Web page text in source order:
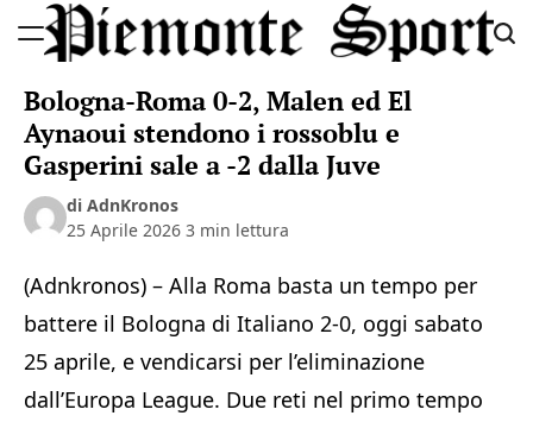
to
Sport
Bologna-Roma 0-2, Malen ed El
Aynaoui stendono i rossoblu e
Gasperini sale a -2 dalla Juve
di AdnKronos
25 Aprile 2026 3 min lettura
(Adnkronos) – Alla Roma basta un tempo per
battere il Bologna di Italiano 2-0, oggi sabato
25 aprile, e vendicarsi per l’eliminazione
dall’Europa League. Due reti nel primo tempo